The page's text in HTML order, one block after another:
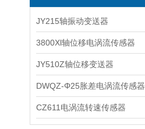
JY215轴振动变送器
3800Xl轴位移电涡流传感器
JY510Z轴位移变送器
DWQZ-Φ25胀差电涡流传感器
CZ611电涡流转速传感器